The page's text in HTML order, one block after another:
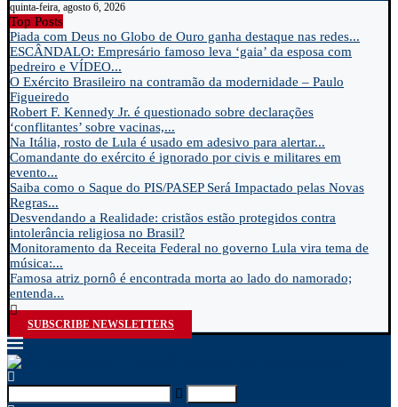
quinta-feira, agosto 6, 2026
Top Posts
Piada com Deus no Globo de Ouro ganha destaque nas redes...
ESCÂNDALO: Empresário famoso leva ‘gaia’ da esposa com
pedreiro e VÍDEO...
O Exército Brasileiro na contramão da modernidade – Paulo
Figueiredo
Robert F. Kennedy Jr. é questionado sobre declarações
‘conflitantes’ sobre vacinas,...
Na Itália, rosto de Lula é usado em adesivo para alertar...
Comandante do exército é ignorado por civis e militares em
evento...
Saiba como o Saque do PIS/PASEP Será Impactado pelas Novas
Regras...
Desvendando a Realidade: cristãos estão protegidos contra
intolerância religiosa no Brasil?
Monitoramento da Receita Federal no governo Lula vira tema de
música:...
Famosa atriz pornô é encontrada morta ao lado do namorado;
entenda...
SUBSCRIBE NEWSLETTERS